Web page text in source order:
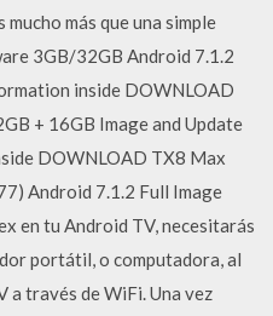
más que una simple
3GB/32GB Android 7.1.2
inside DOWNLOAD
+ 16GB Image and Update
DOWNLOAD TX8 Max
Android 7.1.2 Full Image
en tu Android TV, necesitarás
portátil, o computadora, al
a través de WiFi. Una vez